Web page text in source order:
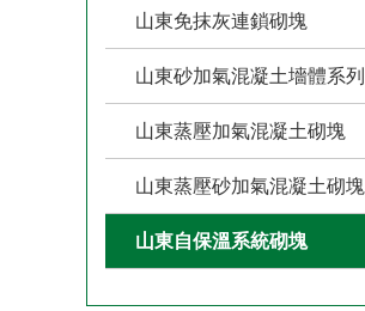
山東免抹灰連鎖砌塊
山東砂加氣混凝土墻體系列
山東蒸壓加氣混凝土砌塊
山東蒸壓砂加氣混凝土砌塊
山東自保溫系統砌塊